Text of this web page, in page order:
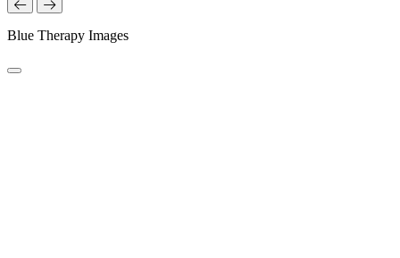
Blue Therapy Images